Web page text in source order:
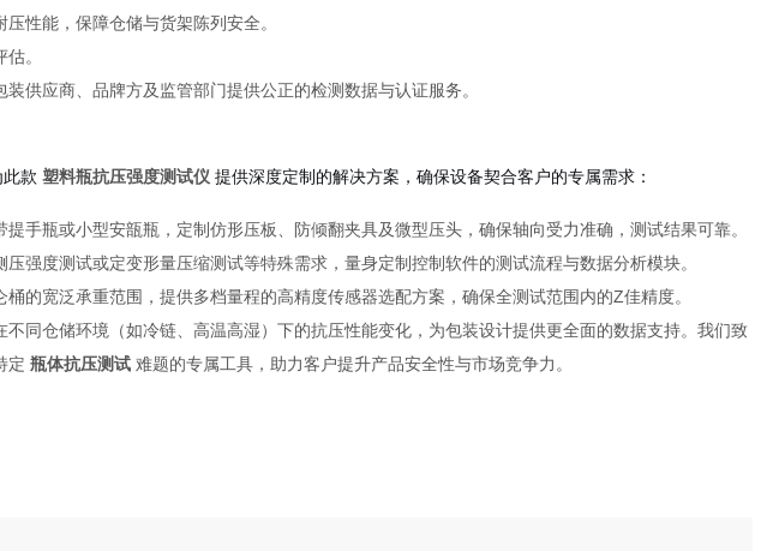
压性能，保障仓储与货架陈列安全。
。
装供应商、品牌方及监管部门提供公正的检测数据与认证服务。
款 塑料瓶抗压强度测试仪 提供深度定制的解决方案，确保设备契合客户的专属需求：
提手瓶或小型安瓿瓶，定制仿形压板、防倾翻夹具及微型压头，确保轴向受力准确，测试结果可靠。
压强度测试或定变形量压缩测试等特殊需求，量身定制控制软件的测试流程与数据分析模块。
的宽泛承重范围，提供多档量程的高精度传感器选配方案，确保全测试范围内的Z佳精度。
不同仓储环境（如冷链、高温高湿）下的抗压性能变化，为包装设计提供更全面的数据支持。我们致
定 瓶体抗压测试 难题的专属工具，助力客户提升产品安全性与市场竞争力。